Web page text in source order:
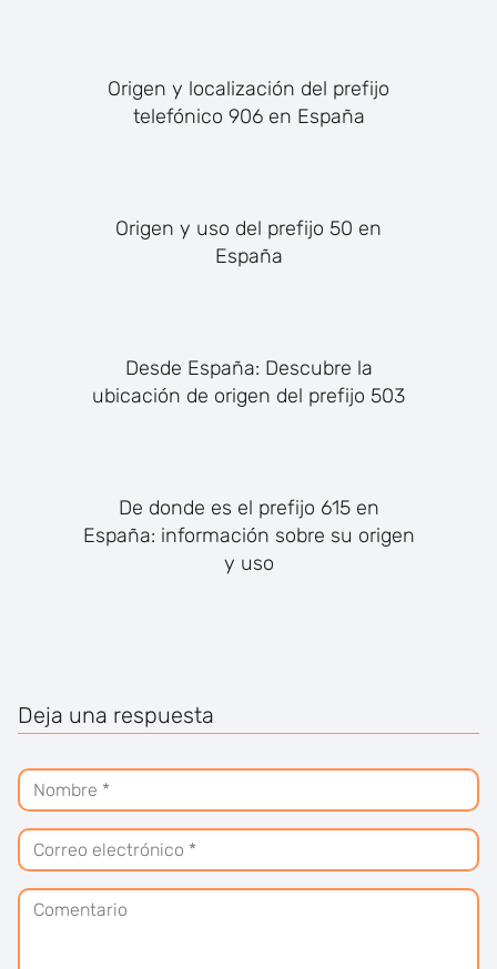
Origen y localización del prefijo
telefónico 906 en España
Origen y uso del prefijo 50 en
España
Desde España: Descubre la
ubicación de origen del prefijo 503
De donde es el prefijo 615 en
España: información sobre su origen
y uso
Deja una respuesta